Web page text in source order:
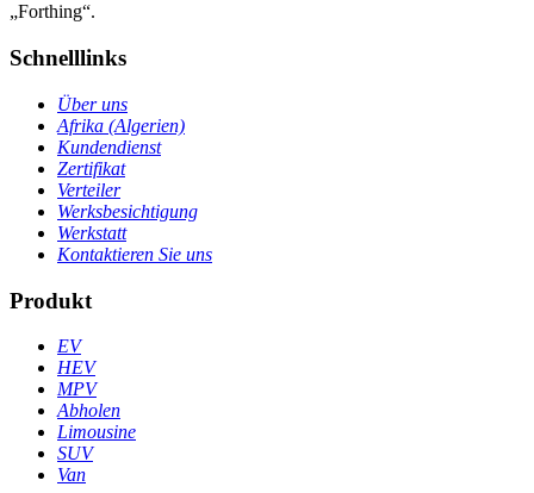
„Forthing“.
Schnelllinks
Über uns
Afrika (Algerien)
Kundendienst
Zertifikat
Verteiler
Werksbesichtigung
Werkstatt
Kontaktieren Sie uns
Produkt
EV
HEV
MPV
Abholen
Limousine
SUV
Van